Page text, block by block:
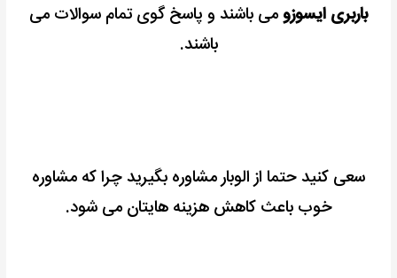
باربری ایسوزومی باشند و پاسخ گوی تمام سوالات می
باشند.
سعی کنید حتما از الوبار مشاوره بگیرید چرا که مشاوره
خوب باعث کاهش هزینه هایتان می شود.